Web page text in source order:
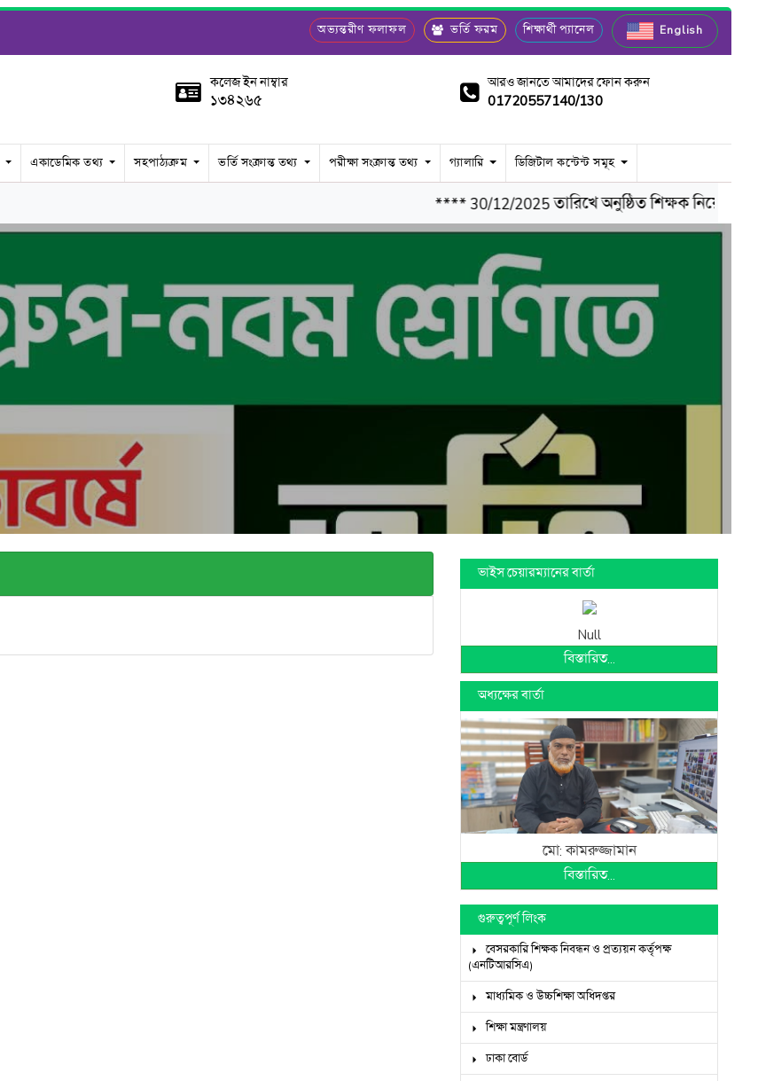
অভ্যন্তরীণ ফলাফল ভর্তি ফরম শিক্ষার্থী প্যানেল English
কলেজ ইন নাম্বার
১৩৪২৬৫
আরও জানতে আমাদের ফোন করুন
01720557140/130
একাডেমিক তথ্য সহপাঠ্যক্রম ভর্তি সংক্রান্ত তথ্য পরীক্ষা সংক্রান্ত তথ্য গ্যালারি ডিজিটাল কন্টেন্ট সমূহ
**** 30/12/2025 তারিখে অনুষ্ঠিত শিক্ষক নিয়োগ
ভাইস চেয়ারম্যানের বার্তা
Null
বিস্তারিত...
অধ্যক্ষের বার্তা
মো: কামরুজ্জামান
বিস্তারিত...
গুরুত্বপূর্ণ লিংক
বেসরকারি শিক্ষক নিবন্ধন ও প্রত্যয়ন কর্তৃপক্ষ
(এনটিআরসিএ)
মাধ্যমিক ও উচ্চশিক্ষা অধিদপ্তর
শিক্ষা মন্ত্রণালয়
ঢাকা বোর্ড